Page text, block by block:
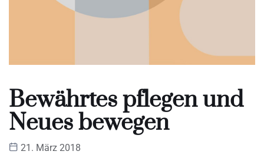
Bewährtes pflegen und
Neues bewegen
21. März 2018